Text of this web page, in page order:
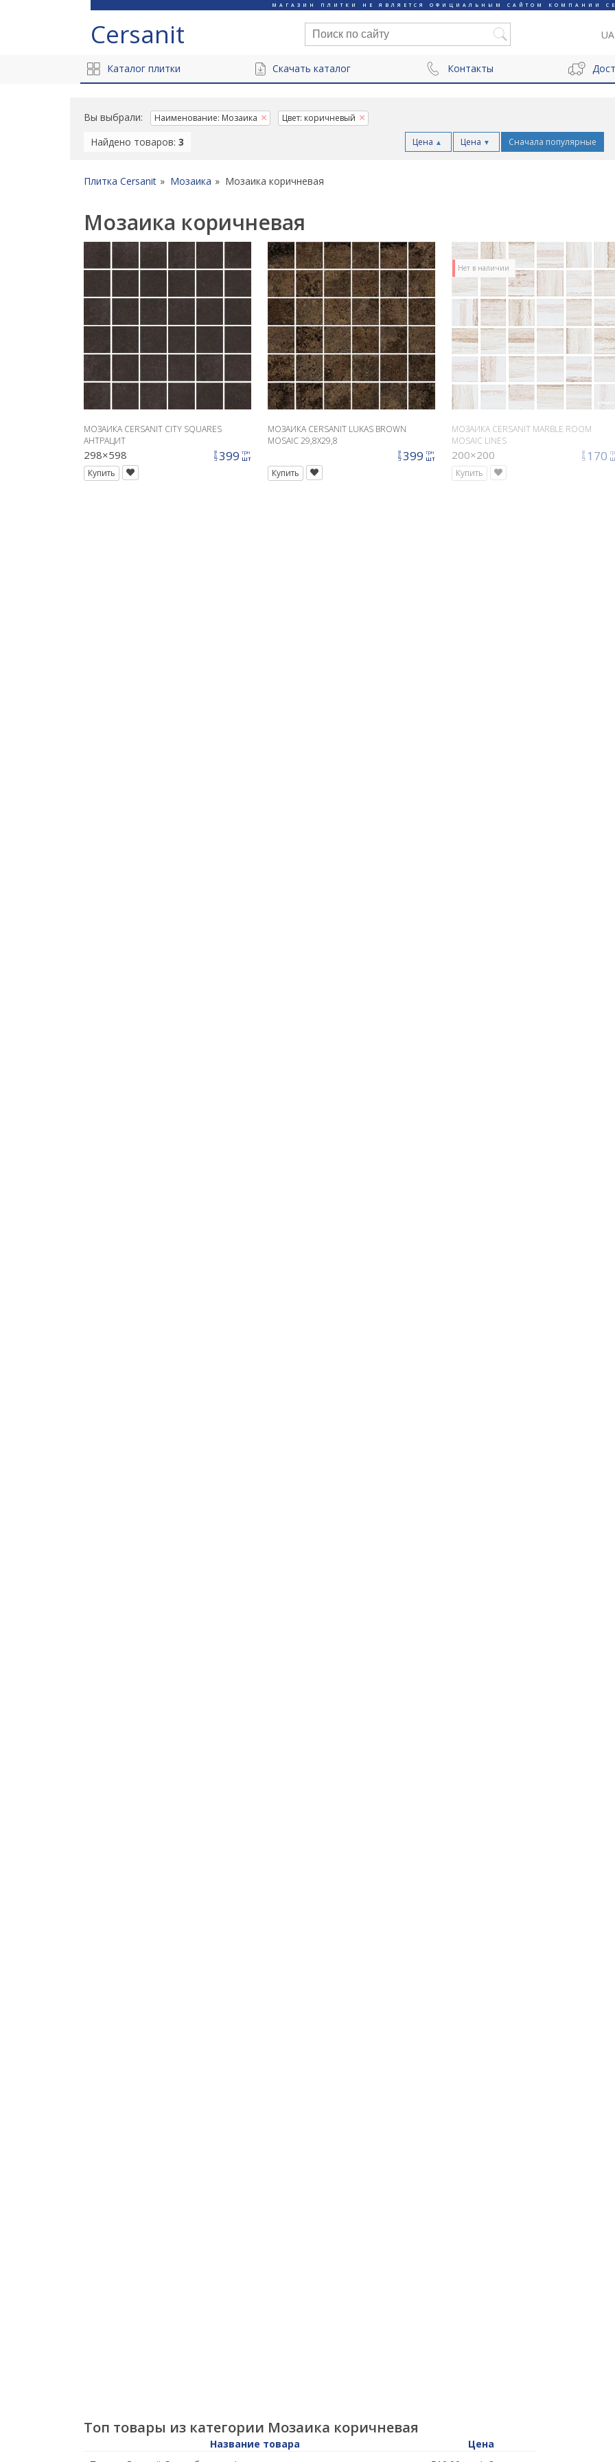
МАГАЗИН ПЛИТКИ НЕ ЯВЛЯЕТСЯ ОФИЦИАЛЬНЫМ САЙТОМ КОМПАНИИ
Cersanit UA
Каталог плитки Скачать каталог Контакты
Вы выбрали: Наименование: Мозаика Цвет: коричневый
Найдено товаров: 3 Цена ▲ Цена ▼ Сначала популярные
Плитка Cersanit Мозаика Мозаика коричневая
Мозаика коричневая
МОЗАИКА CERSANIT CITY SQUARES
АНТРАЦИТ
298×598 цена399 грн
шт
Купить
МОЗАИКА CERSANIT LUKAS BROWN
MOSAIC 29,8X29,8
цена399 грн
шт
Купить
Нет в наличии
МОЗАИКА CERSANIT MARBLE ROOM
MOSAIC LINES
200×200 цена 170
Купить
Топ товары из категории Мозаика коричневая
Название товара
Цена